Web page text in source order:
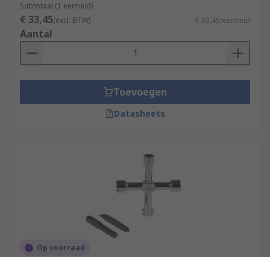
Subtotaal (1 eenheid)
€ 33,45(excl. BTW) € 33,45/eenheid
Aantal
Toevoegen
Datasheets
Op voorraad